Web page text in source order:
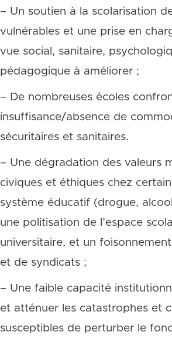
– Un soutien à la scolarisation
vulnérables et une prise en
vue social, sanitaire,
pédagogique à améliorer ;
– De nombreuses écoles
insuffisance/absence de
sécuritaires et sanitaires.
– Une dégradation des valeurs
civiques et éthiques chez
système éducatif (drogue,
une politisation de l’espace
universitaire, et un
et de syndicats ;
– Une faible capacité
et atténuer les catastrophes et
susceptibles de perturber le